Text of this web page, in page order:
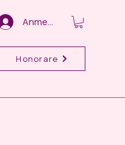
Anmelden
Honorare